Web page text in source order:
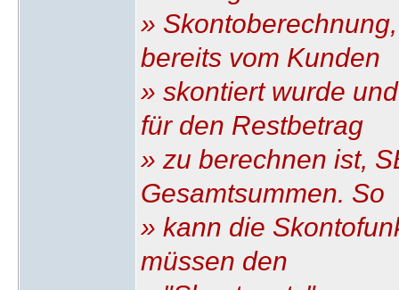
»
bereits vom Kunden
» skontiert wurde
für den Restbetrag
» zu berechnen ist,
Gesamtsummen. So
» kann die
müssen den